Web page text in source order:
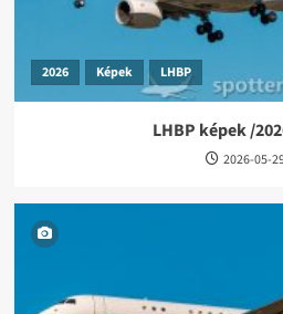
2026 Képek LHBP
LHBP képek /
2026-05-